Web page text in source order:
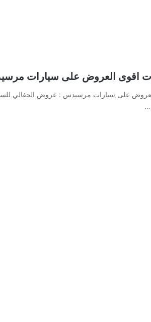
اقوى العروض على سيارات
على سيارات مرسيدس : عروض الجفالي